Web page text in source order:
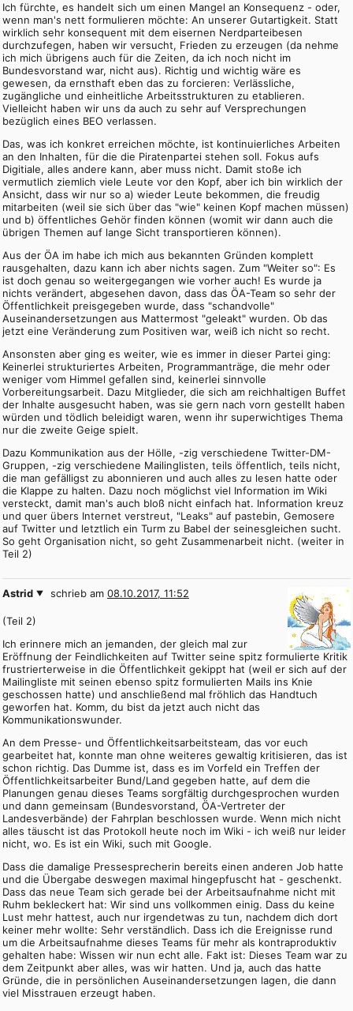
Ich fürchte, es handelt sich um einen Mangel an Konsequenz - oder,
wenn man's nett formulieren möchte: An unserer Gutartigkeit. Statt
wirklich sehr konsequent mit dem eisernen Nerdparteibesen
durchzufegen, haben wir versucht, Frieden zu erzeugen (da nehme
ich mich übrigens auch für die Zeiten, da ich noch nicht im
Bundesvorstand war, nicht aus). Richtig und wichtig wäre es
gewesen, da ernsthaft eben das zu forcieren: Verlässliche,
zugängliche und einheitliche Arbeitsstrukturen zu etablieren.
Vielleicht haben wir uns da auch zu sehr auf Versprechungen
bezüglich eines BEO verlassen.
Das, was ich konkret erreichen möchte, ist kontinuierliches Arbeiten
an den Inhalten, für die die Piratenpartei stehen soll. Fokus aufs
Digitiale, alles andere kann, aber muss nicht. Damit stoße ich
vermutlich ziemlich viele Leute vor den Kopf, aber ich bin wirklich der
Ansicht, dass wir nur so a) wieder Leute bekommen, die freudig
mitarbeiten (weil sie sich über das "wie" keinen Kopf machen müssen)
und b) öffentliches Gehör finden können (womit wir dann auch die
übrigen Themen auf lange Sicht transportieren können).
Aus der ÖA im habe ich mich aus bekannten Gründen komplett
rausgehalten, dazu kann ich aber nichts sagen. Zum "Weiter so": Es
ist doch genau so weitergegangen wie vorher auch! Es wurde ja
nichts verändert, abgesehen davon, dass das ÖA-Team so sehr der
Öffentlichkeit preisgegeben wurde, dass "schandvolle"
Auseinandersetzungen aus Mattermost "geleakt" wurden. Ob das
jetzt eine Veränderung zum Positiven war, weiß ich nicht so recht.
Ansonsten aber ging es weiter, wie es immer in dieser Partei ging:
Keinerlei strukturiertes Arbeiten, Programmanträge, die mehr oder
weniger vom Himmel gefallen sind, keinerlei sinnvolle
Vorbereitungsarbeit. Dazu Mitglieder, die sich am reichhaltigen Buffet
der Inhalte ausgesucht haben, was sie gern nach vorn gestellt haben
würden und tödlich beleidigt waren, wenn ihr superwichtiges Thema
nur die zweite Geige spielt.
Dazu Kommunikation aus der Hölle, -zig verschiedene Twitter-DM-
Gruppen, -zig verschiedene Mailinglisten, teils öffentlich, teils nicht,
die man gefälligst zu abonnieren und auch alles zu lesen hatte oder
die Klappe zu halten. Dazu noch möglichst viel Information im Wiki
versteckt, damit man's auch bloß nicht einfach hat. Information kreuz
und quer übers Internet verstreut, "Leaks" auf pastebin, Gemosere
auf Twitter und letztlich ein Turm zu Babel der seinesgleichen sucht.
So geht Organisation nicht, so geht Zusammenarbeit nicht. (weiter in
Teil 2)
Astrid schrieb am 08.10.2017, 11:52
(Teil 2)
Ich erinnere mich an jemanden, der gleich mal zur
Eröffnung der Feindlichkeiten auf Twitter seine spitz formulierte Kritik
frustrierterweise in die Öffentlichkeit gekippt hat (weil er sich auf der
Mailingliste mit seinen ebenso spitz formulierten Mails ins Knie
geschossen hatte) und anschließend mal fröhlich das Handtuch
geworfen hat. Komm, du bist da jetzt auch nicht das
Kommunikationswunder.
An dem Presse- und Öffentlichkeitsarbeitsteam, das vor euch
gearbeitet hat, konnte man ohne weiteres gewaltig kritisieren, das ist
schon richtig. Das Dumme ist, dass es im Vorfeld ein Treffen der
Öffentlichkeitsarbeiter Bund/Land gegeben hatte, auf dem die
Planungen genau dieses Teams sorgfältig durchgesprochen wurden
und dann gemeinsam (Bundesvorstand, ÖA-Vertreter der
Landesverbände) der Fahrplan beschlossen wurde. Wenn mich nicht
alles täuscht ist das Protokoll heute noch im Wiki - ich weiß nur leider
nicht, wo. Es ist ein Wiki, such mit Google.
Dass die damalige Pressesprecherin bereits einen anderen Job hatte
und die Übergabe deswegen maximal hingepfuscht hat - geschenkt.
Dass das neue Team sich gerade bei der Arbeitsaufnahme nicht mit
Ruhm bekleckert hat: Wir sind uns vollkommen einig. Dass du keine
Lust mehr hattest, auch nur irgendetwas zu tun, nachdem dich dort
keiner mehr wollte: Sehr verständlich. Dass ich die Ereignisse rund
um die Arbeitsaufnahme dieses Teams für mehr als kontraproduktiv
gehalten habe: Wissen wir nun echt alle. Fakt ist: Dieses Team war zu
dem Zeitpunkt aber alles, was wir hatten. Und ja, auch das hatte
Gründe, die in persönlichen Auseinandersetzungen lagen, die dann
viel Misstrauen erzeugt haben.